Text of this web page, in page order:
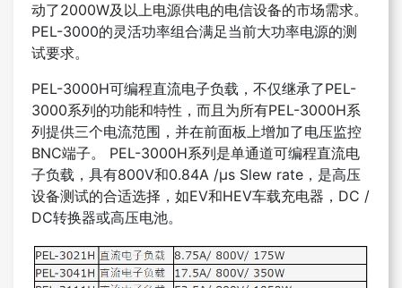
动了2000W及以上电源供电的电信设备的市场需求。
PEL-3000的灵活功率组合满足当前大功率电源的测
试要求。
PEL-3000H可编程直流电子负载，不仅继承了PEL-
3000系列的功能和特性，而且为所有PEL-3000H系
列提供三个电流范围，并在前面板上增加了电压监控
BNC端子。 PEL-3000H系列是单通道可编程直流电
子负载，具有800V和0.84A /μs Slew rate，是高压
设备测试的合适选择，如EV和HEV车载充电器，DC /
DC转换器或高压电池。